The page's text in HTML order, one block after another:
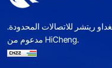
مدعوم من HiCheng.